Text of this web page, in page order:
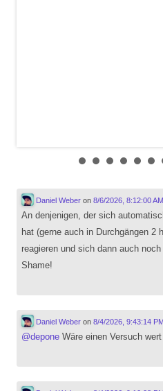
Daniel Weberon 8/6/2026, 8:12:00 AM
An denjenigen, der sich
hat (gerne auch in Durchgängen 2
reagieren und sich dann auch
Shame!
Daniel Weberon 8/4/2026, 9:43:14
@depone Wäre einen Versuch